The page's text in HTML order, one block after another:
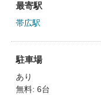
最寄駅
帯広駅
駐車場
あり
無料: 6台